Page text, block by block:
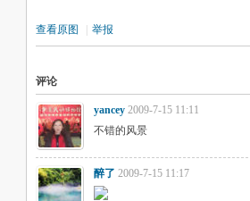
查看原图 举报
评论
yancey 2009-7-15 11:11
不错的风景
醉了 2009-7-15 11:17